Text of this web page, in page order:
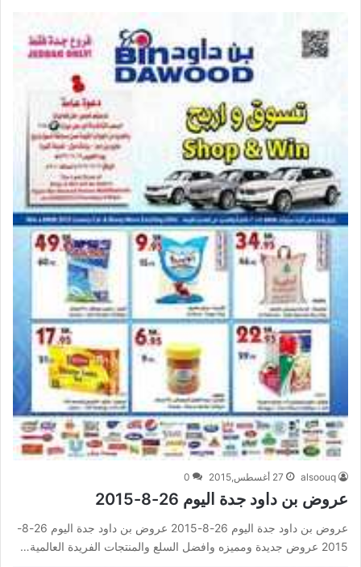
alsoouq 27 أغسطس,2015 0
عروض بن داود جدة اليوم 26-8-2015
عروض بن داود جدة اليوم 26-8-2015 عروض بن داود جدة اليوم 26-8-
2015 عروض جديدة ومميزه وافضل السلع والمنتجات الفريدة العالمية…